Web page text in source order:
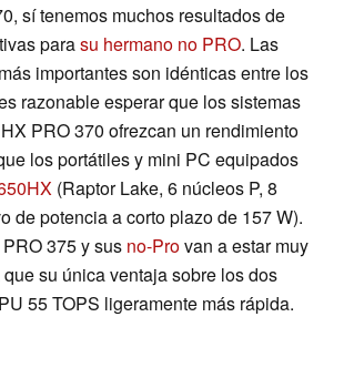
sí tenemos muchos resultados de
parasu hermano no PRO. Las
importantes son idénticas entre los
razonable esperar que los sistemas
PRO 370 ofrezcan un rendimiento
los portátiles y mini PC equipados
(Raptor Lake, 6 núcleos P, 8
de potencia a corto plazo de 157 W).
375 y sus no-Provan a estar muy
su única ventaja sobre los dos
55 TOPS ligeramente más rápida.